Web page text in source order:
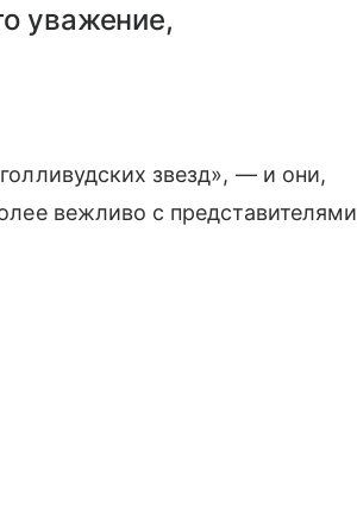
уважение,
звезд», — и они,
вежливо с представителями